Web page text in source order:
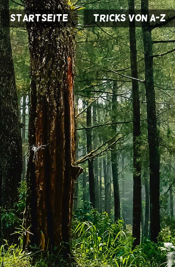
Startseite Tricks von A-Z